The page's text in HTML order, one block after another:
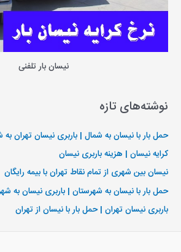
نیسان بار تلفنی
نوشته‌های تازه
حمل بار با نیسان به شمال | باربری نیسان تهران به
کرایه نیسان | هزینه باربری نیسان
نیسان بین شهری از تمام نقاط تهران با بیمه رایگان
حمل بار با نیسان به شهرستان | باربری نیسان به
باربری نیسان تهران | حمل بار با نیسان از تهران